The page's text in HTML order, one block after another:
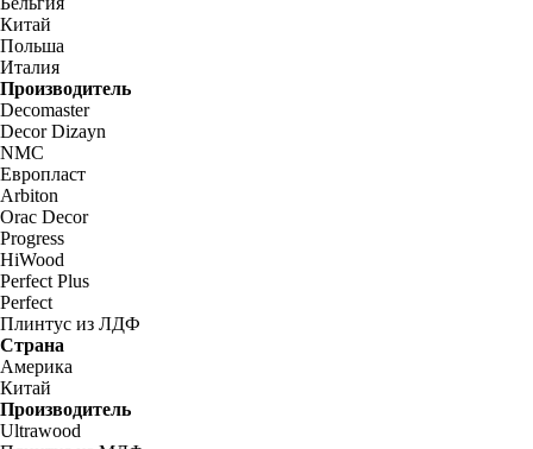
Китай
Польша
Италия
Производитель
Decomaster
Decor Dizayn
NMC
Европласт
Arbiton
Orac Decor
Progress
HiWood
Perfect Plus
Perfect
Плинтус из ЛДФ
Страна
Америка
Китай
Производитель
Ultrawood